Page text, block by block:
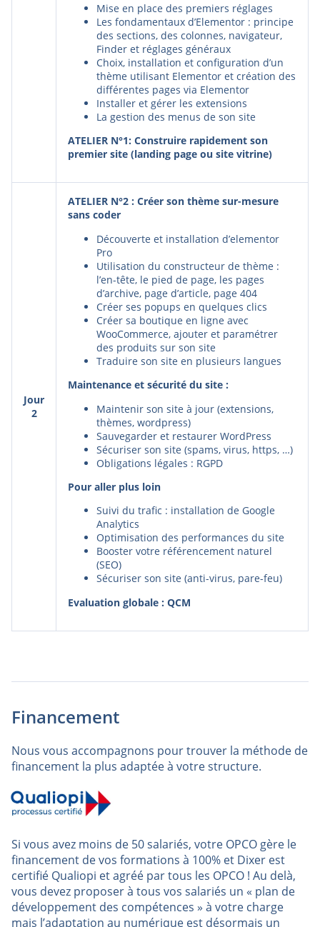
Mise en place des premiers réglages
Les fondamentaux d’Elementor : principe
des sections, des colonnes, navigateur,
Finder et réglages généraux
Choix, installation et configuration d’un
thème utilisant Elementor et création des
différentes pages via Elementor
Installer et gérer les extensions
La gestion des menus de son site
ATELIER N°1: Construire rapidement son
premier site (landing page ou site vitrine)
Jour
2
ATELIER N°2 : Créer son thème sur-mesure
sans coder
Découverte et installation d’elementor
Pro
Utilisation du constructeur de thème :
l’en-tête, le pied de page, les pages
d’archive, page d’article, page 404
Créer ses popups en quelques clics
Créer sa boutique en ligne avec
WooCommerce, ajouter et paramétrer
des produits sur son site
Traduire son site en plusieurs langues
Maintenance et sécurité du site :
Maintenir son site à jour (extensions,
thèmes, wordpress)
Sauvegarder et restaurer WordPress
Sécuriser son site (spams, virus, https, …)
Obligations légales : RGPD
Pour aller plus loin
Suivi du trafic : installation de Google
Analytics
Optimisation des performances du site
Booster votre référencement naturel
(SEO)
Sécuriser son site (anti-virus, pare-feu)
Evaluation globale : QCM
Financement
Nous vous accompagnons pour trouver la méthode de
financement la plus adaptée à votre structure.
Si vous avez moins de 50 salariés, votre OPCO gère le
financement de vos formations à 100% et Dixer est
certifié Qualiopi et agréé par tous les OPCO ! Au delà,
vous devez proposer à tous vos salariés un « plan de
développement des compétences » à votre charge
mais l’adaptation au numérique est désormais un